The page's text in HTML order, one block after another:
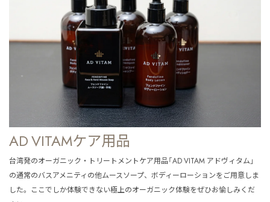
AD VITAMケア用品
台湾発のオーガニック・トリートメントケア用品「AD VITAM アドヴィタム」
の通常のバスアメニティの他ムースソープ、ボディーローションをご用意しま
した。ここでしか体験できない極上のオーガニック体験をぜひお愉しみくだ